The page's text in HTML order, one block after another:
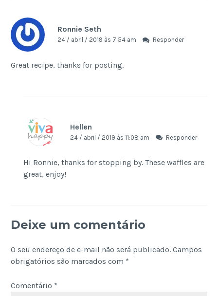
Ronnie Seth
24 / abril / 2019 às 7:54 am Responder
Great recipe, thanks for posting.
Hellen
24 / abril / 2019 às 11:08 am Responder
Hi Ronnie, thanks for stopping by. These waffles are
great, enjoy!
Deixe um comentário
O seu endereço de e-mail não será publicado. Campos
obrigatórios são marcados com *
Comentário *